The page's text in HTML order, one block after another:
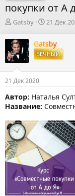
покупки от А
А
т
о
р
м
ы
Gatsby
Д
т
а
н
а
л
а
21 Дек
Gatsby
ВЕЧНЫЙ
21 Дек 2020
Автор: Наталья
Название: